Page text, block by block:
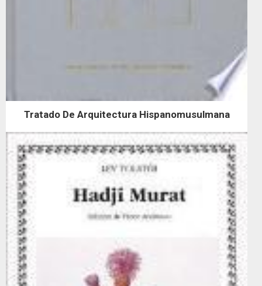
Tratado De Arquitectura Hispanomusulmana